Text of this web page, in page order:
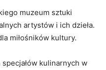
muzeum sztuki
artystów i‌ ich dzieła.
miłośników kultury.
kulinarnych w